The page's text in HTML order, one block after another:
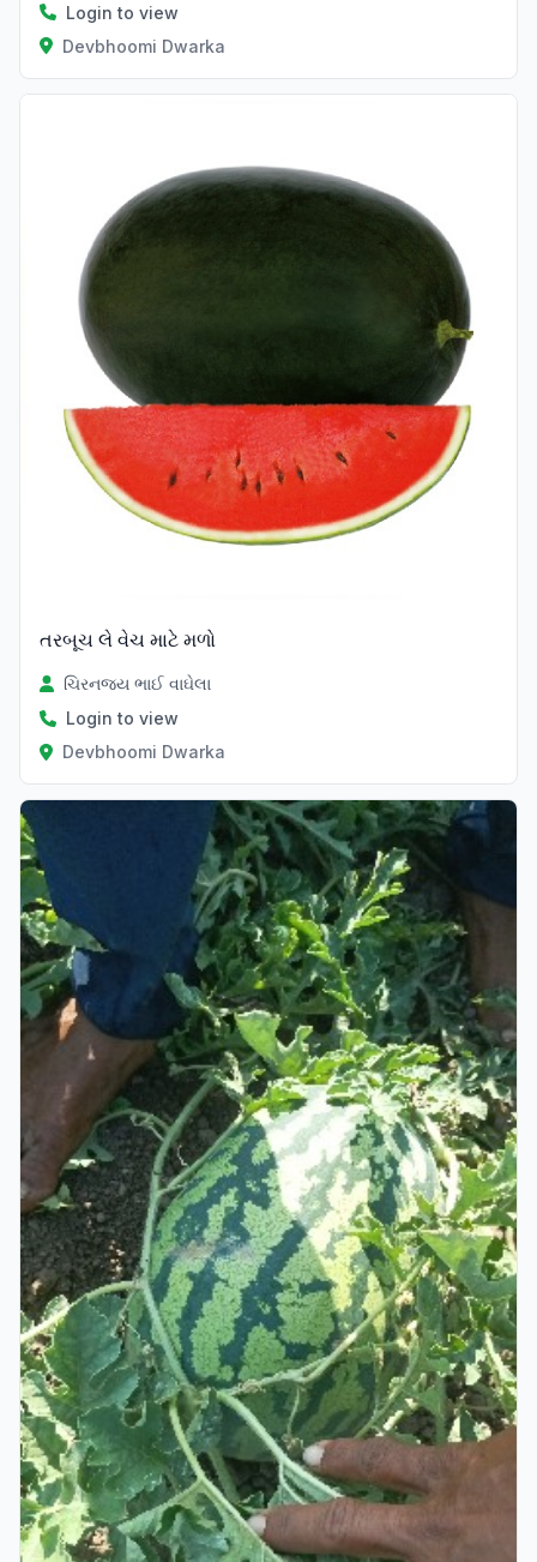
Login to view
Devbhoomi Dwarka
તરબૂચ લે વેચ માટે મળો
ચિરનજય ભાઈ વાઘેલા
Login to view
Devbhoomi Dwarka